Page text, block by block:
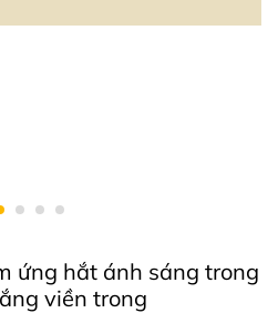
ứng hắt ánh sáng trong
viền trong